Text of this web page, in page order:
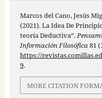
Marcos del Cano, Jesús
(2021). La Idea De
teoría Deductiva”.
Información Filosófica81
https://
9.
MORE CITATION